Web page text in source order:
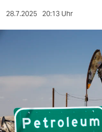
sport
verlag
verlag
28.7.2025 20:13 Uhr